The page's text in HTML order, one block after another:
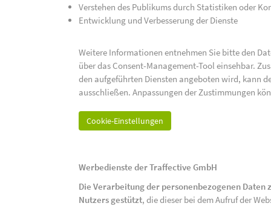
Verstehen des Publikums durch Statistiken oder
Entwicklung und Verbesserung der Dienste
Weitere Informationen entnehmen Sie bitte den
über das Consent-Management-Tool einsehbar.
den aufgeführten Diensten angeboten wird, kann
ausschließen. Anpassungen der Zustimmungen
Cookie-Einstellungen
Werbedienste der Traffective GmbH
Die Verarbeitung der personenbezogenen
Nutzers gestützt, die dieser bei dem Aufruf der